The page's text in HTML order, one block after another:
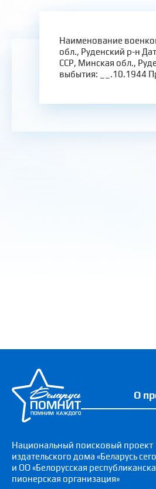
Наименование
обл., Руденский р-н
ССР, Минская обл.,
выбытия: __.10.1944
О
Национальный поисковый проект
издательского дома «Беларусь
и ОО «Белорусская
пионерская организация»